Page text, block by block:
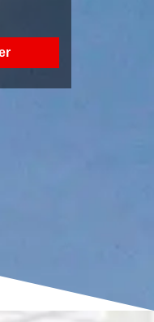
Réparation de toiture